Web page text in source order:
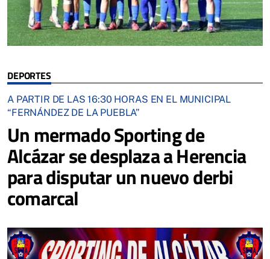
DEPORTES
A PARTIR DE LAS 16:30 HORAS EN EL MUNICIPAL
“FERNÁNDEZ DE LA PUEBLA”
Un mermado Sporting de
Alcázar se desplaza a Herencia
para disputar un nuevo derbi
comarcal